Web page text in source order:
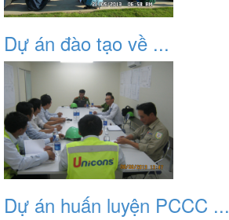
Dự án đào tạo về ...
Dự án huấn luyện PCCC ...